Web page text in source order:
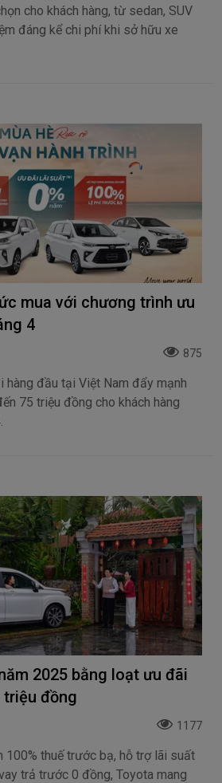
cho khách hàng, từ sedan, SUV
đáng kể chi phí khi sở hữu xe
mua với chương trình ưu
4
875
hàng đầu tại Việt Nam đẩy mạnh
75 triệu đồng cho khách hàng
2025 bằng loạt ưu đãi
triệu đồng
1177
100% thuế trước bạ, hỗ trợ lãi suất
trả trước 0 đồng, Toyota mang